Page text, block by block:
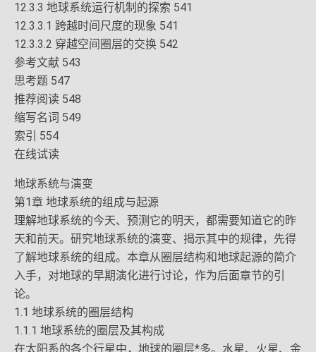
12.3.3 地球系统运行机制的探索 541
12.3.3.1 跨越时间尺度的现象 541
12.3.3.2 穿越空间圈层的交换 542
参考文献 543
思考题 547
推荐阅读 548
缩写名词 549
索引 554
在线试读
地球系统与演变
第1章 地球系统的组成与起源
理解地球系统的今天、预测它的明天，都需要知道它的昨
天和前天。研究地球系统的演变、揭示其中的规律，先得
了解地球系统的组成。本章从圈层结构和地球起源的简介
入手，对地球的早期演化进行讨论，作为后面章节的引
论。
1.1 地球系统的圈层结构
1.1.1 地球系统的圈层及其构成
在太阳系的各个行星中，地球的圈层*多。水星、火星、金